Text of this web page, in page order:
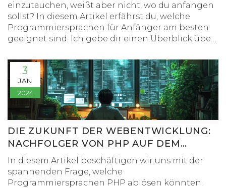
einzutauchen, weißt aber nicht, wo du anfangen
sollst? In diesem Artikel erfährst du, welche
Programmiersprachen für Anfänger am besten
geeignet sind. Ich gebe dir einen Überblick über
was sie besonders macht und wie du den
Einstieg in das Programmieren schaffen kannst.
Außerdem teile ich praktische Tipps und meine
persönlichen Erfahrungen mit dem Erlernen von
Programmiersprachen.
3
JAN
2024
DIE ZUKUNFT DER WEBENTWICKLUNG:
NACHFOLGER VON PHP AUF DEM
VORMARSCH
In diesem Artikel beschäftigen wir uns mit der
spannenden Frage, welche
Programmiersprachen PHP ablösen könnten.